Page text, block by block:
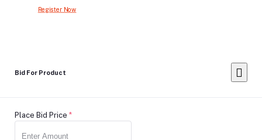
Register Now
Bid For Product
Place Bid Price *